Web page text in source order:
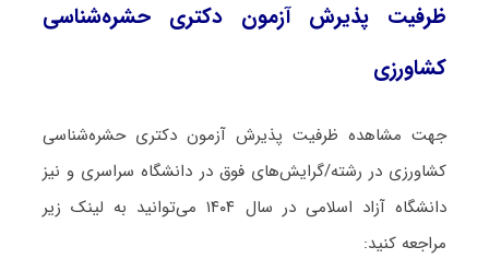
ظرفیت پذیرش آزمون دکتری حشره‌شناسی
کشاورزی
جهت مشاهده ظرفیت پذیرش آزمون دکتری حشره‌شناسی
کشاورزی در رشته/گرایش‌های فوق در دانشگاه سراسری و نیز
دانشگاه آزاد اسلامی در سال ۱۴۰۴ می‌توانید به لینک زیر
مراجعه کنید: